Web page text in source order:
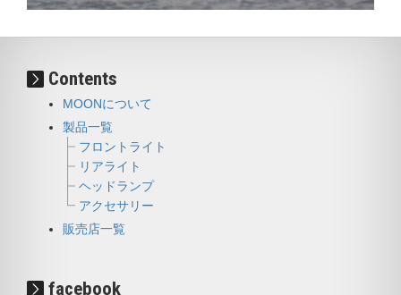
Contents
MOONについて
製品一覧
フロントライト
リアライト
ヘッドランプ
アクセサリー
販売店一覧
facebook